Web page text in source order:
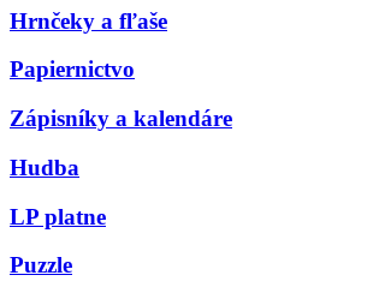
Hrnčeky a fľaše
Papiernictvo
Zápisníky a kalendáre
Hudba
LP platne
Puzzle